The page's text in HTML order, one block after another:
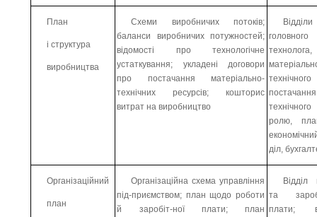
План
і структура
виробництва
Схеми виробничих потоків;
баланси виробничих потужностей;
відомості про технологічне
устаткування; укладені договори
про постачання матеріально-
технічних ресурсів; кошторис
витрат на виробництво
Відділи
головного
технолога,
технічного
технічного
ролю,
діл,
Організаційний
план
Організаційна схема управління
під-приємством; план щодо роботи
й заробіт-ної плати; план
Відділ
та
плати;